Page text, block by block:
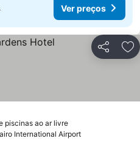
Ver preços
Partilhar
piscinas ao ar livre
International Airport